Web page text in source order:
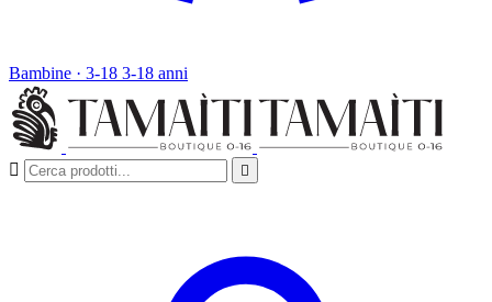
Bambine · 3-18 3-18 anni
 